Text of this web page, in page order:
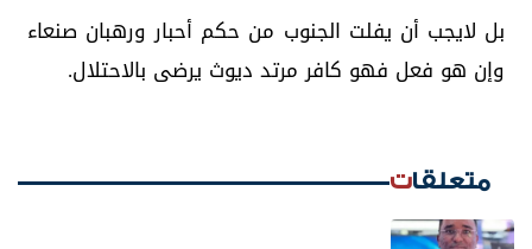
بل لايجب أن يفلت الجنوب من حكم أحبار ورهبان صنعاء
وإن هو فعل فهو كافر مرتد ديوث يرضى بالاحتلال.
متعلقات